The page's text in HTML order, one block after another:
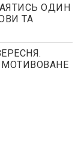
ОДИН
ТА
МОТИВОВАНЕ